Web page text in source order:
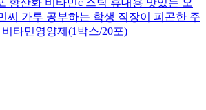
항산화 비타민c 스틱 휴대용 맛있는 오
씨 가루 공부하는 학생 직장이 피곤한 주
타민영양제(1박스/20포)